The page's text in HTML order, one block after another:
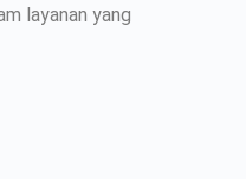
layanan yang